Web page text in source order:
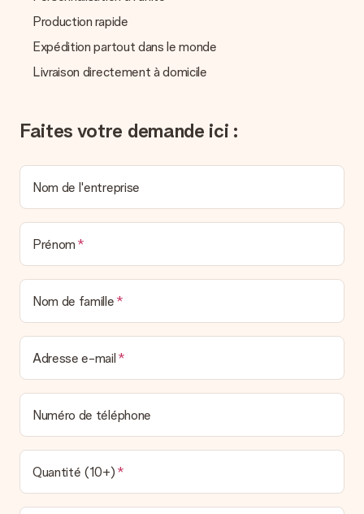
Vous pouvez dans ce cas contacter notre service client qui
vous aidera à trouver une solution satisfaisante.
Nous n’envoyons pas de facture avec le cadeau. Nous vous
personnel MySurprise. Vous pouvez ainsi être tranquille et
envoyer directement le cadeau à l’heureux destinataire, pour
Production rapide
Expédition partout dans le monde
Livraison directement à domicile
Faites votre demande ici :
Nom de l'entreprise
Prénom
Nom de famille
Adresse e-mail
Numéro de téléphone
Quantité (10+)